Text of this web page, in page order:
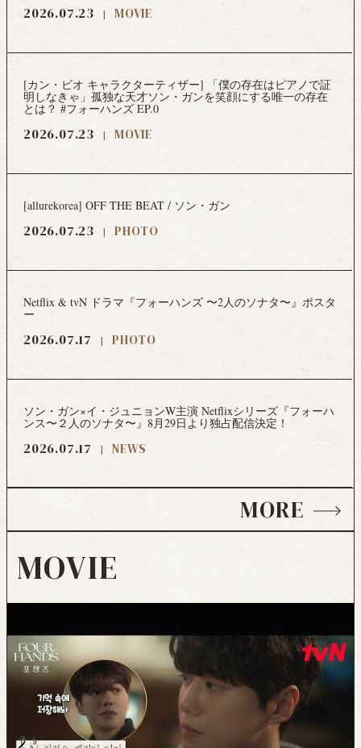
2026.07.23 MOVIE
[カン・ビオ キャラクターティザー] 「僕の存在はピアノで証
明しなきゃ」孤独な天才ソン・ガンを笑顔にする唯一の存在
とは？ #フォーハンズ EP.0
2026.07.23 MOVIE
[allurekorea] OFF THE BEAT / ソン・ガン
2026.07.23 PHOTO
Netflix & tvN ドラマ『フォーハンズ 〜2人のソナタ〜』ポスタ
ー
2026.07.17 PHOTO
ソン・ガン×イ・ジュニョンW主演 Netflixシリーズ『フォーハ
ンス〜２人のソナタ〜』8月29日より独占配信決定！
2026.07.17 NEWS
MORE
MOVIE